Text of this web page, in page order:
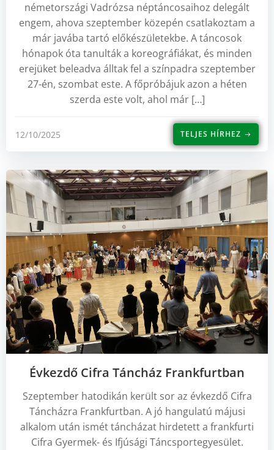
németországi Vadrózsa néptáncosaihoz delegált
engem, ahova szeptember közepén csatlakoztam a
már javába tartó előkészületekbe. A táncosok
hónapok óta tanulták a koreográfiákat, és minden
erejüket beleadva álltak fel a színpadra szeptember
27-én, szombat este. A főpróbájuk azon a héten
szerda este volt, ahol már […]
12/10/2025 TELJES HÍRHEZ
Évkezdő Cifra Táncház Frankfurtban
Szeptember hatodikán került sor az évkezdő Cifra
Táncházra Frankfurtban. A jó hangulatú májusi
alkalom után ismét táncházat hirdetett a frankfurti
Cifra Gyermek- és Ifjúsági Táncsportegyesület.